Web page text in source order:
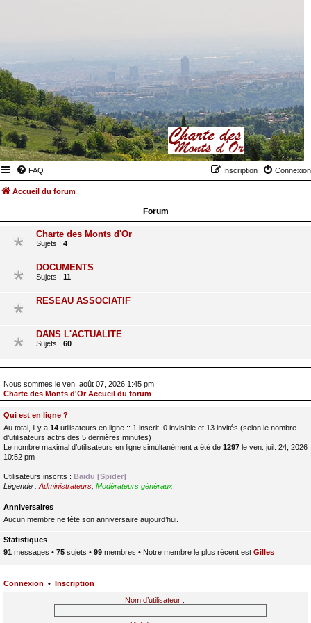
FAQ Connexion
Inscription
Accueil du forum
Forum
Charte des Monts d'Or
Sujets : 4
DOCUMENTS
Sujets : 11
RESEAU ASSOCIATIF
DANS L'ACTUALITE
Sujets : 60
Nous sommes le ven. août 07, 2026 1:45 pm
Charte des Monts d'Or Accueil du forum
Qui est en ligne ?
Au total, il y a 14 utilisateurs en ligne :: 1 inscrit, 0 invisible et 13 invités (selon le nombre
d’utilisateurs actifs des 5 dernières minutes)
Le nombre maximal d’utilisateurs en ligne simultanément a été de 1297 le ven. juil. 24, 2026
10:52 pm
Utilisateurs inscrits : Baidu [Spider]
Légende : Administrateurs Modérateurs généraux
Anniversaires
Aucun membre ne fête son anniversaire aujourd’hui.
Statistiques
91 messages • 75 sujets • 99 membres • Notre membre le plus récent est Gilles
Connexion • Inscription
Nom d’utilisateur :